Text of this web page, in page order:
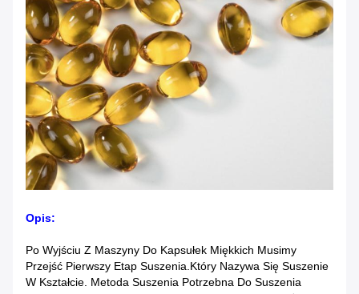
Opis:
Po Wyjściu Z Maszyny Do Kapsułek Miękkich Musimy
Przejść Pierwszy Etap Suszenia.który Nazywa Się Suszenie
W Kształcie. Metoda Suszenia Potrzebna Do Suszenia